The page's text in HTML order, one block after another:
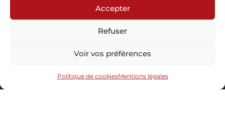
Accepter
Refuser
Voir vos préférences
Politique de cookiesMentions légales
Abonnez-vous à notre newsletter